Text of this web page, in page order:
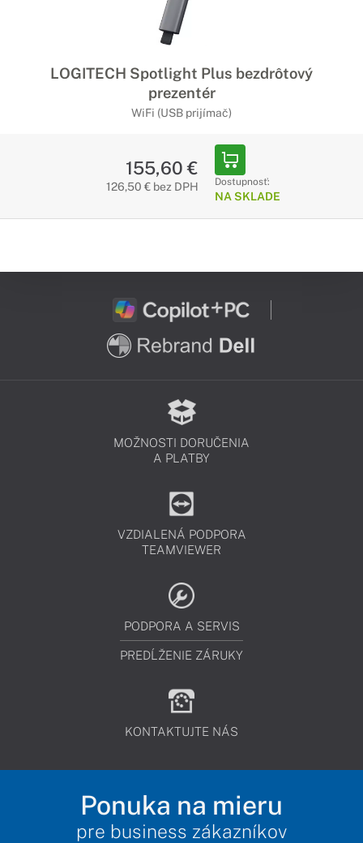
LOGITECH Spotlight Plus bezdrôtový
prezentér
WiFi (USB prijímač)
155,60 €
126,50 € bez DPH Dostupnosť:
NA SKLADE
MOŽNOSTI DORUČENIA
A PLATBY
VZDIALENÁ PODPORA
TEAMVIEWER
PODPORA A SERVIS
PREDĹŽENIE ZÁRUKY
KONTAKTUJTE NÁS
Ponuka na mieru
pre business zákazníkov